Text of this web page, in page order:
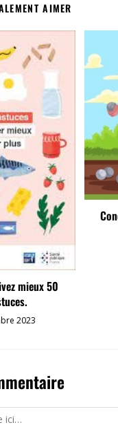
AIMER
mieux 50
2023